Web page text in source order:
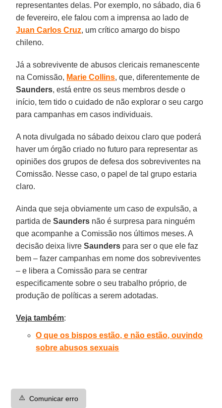
representantes delas. Por exemplo, no sábado, dia 6
de fevereiro, ele falou com a imprensa ao lado de
Juan Carlos Cruz, um crítico amargo do bispo
chileno.
Já a sobrevivente de abusos clericais remanescente
na Comissão, Marie Collins, que, diferentemente de
Saunders, está entre os seus membros desde o
início, tem tido o cuidado de não explorar o seu cargo
para campanhas em casos individuais.
A nota divulgada no sábado deixou claro que poderá
haver um órgão criado no futuro para representar as
opiniões dos grupos de defesa dos sobreviventes na
Comissão. Nesse caso, o papel de tal grupo estaria
claro.
Ainda que seja obviamente um caso de expulsão, a
partida deSaunders não é surpresa para ninguém
que acompanhe a Comissão nos últimos meses. A
decisão deixa livreSaunders para ser o que ele faz
bem – fazer campanhas em nome dos sobreviventes
– e libera a Comissão para se centrar
especificamente sobre o seu trabalho próprio, de
produção de políticas a serem adotadas.
Veja também:
O que os bispos estão, e não estão, ouvindo
sobre abusos sexuais
⚠️ Comunicar erro